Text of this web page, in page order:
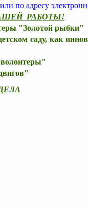
по адресу
РАБОТЫ!
"Золотой рыбки"
саду, как